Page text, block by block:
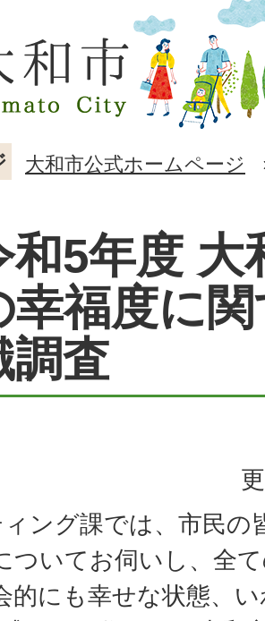
大和市公式ホームページ
和5年度 大
幸福度に
調査
ング課では、市民の
ついてお伺いし、全
的にも幸せな状態、